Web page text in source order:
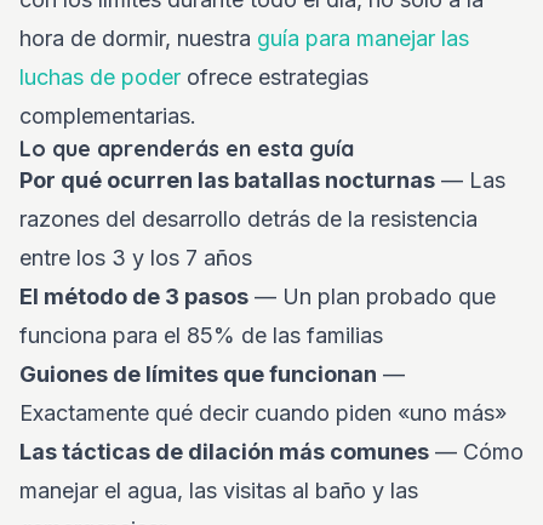
hora de dormir, nuestra guía para manejar las
luchas de poder ofrece estrategias
complementarias.
Lo que aprenderás en esta guía
Por qué ocurren las batallas nocturnas — Las
razones del desarrollo detrás de la resistencia
entre los 3 y los 7 años
El método de 3 pasos — Un plan probado que
funciona para el 85% de las familias
Guiones de límites que funcionan —
Exactamente qué decir cuando piden «uno más»
Las tácticas de dilación más comunes — Cómo
manejar el agua, las visitas al baño y las